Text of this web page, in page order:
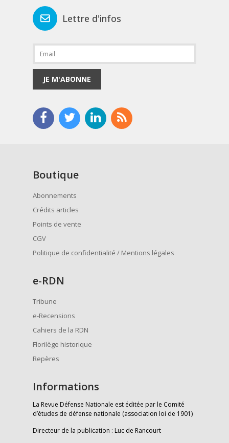
Lettre d'infos
JE M'ABONNE
Boutique
Abonnements
Crédits articles
Points de vente
CGV
Politique de confidentialité / Mentions légales
e-RDN
Tribune
e-Recensions
Cahiers de la RDN
Florilège historique
Repères
Informations
La Revue Défense Nationale est éditée par le Comité
d’études de défense nationale (association loi de 1901)
Directeur de la publication : Luc de Rancourt